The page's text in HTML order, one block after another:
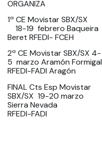
ORGANIZA
1ª CE Movistar SBX/SX
18-19 febrero Baqueira
Beret RFEDI- FCEH
2ª CE Movistar SBX/SX 4-
5 marzo Aramón Formigal
RFEDI-FADI Aragón
FINAL Cts Esp Movistar
SBX/SX 19-20 marzo
Sierra Nevada
RFEDI-FADI